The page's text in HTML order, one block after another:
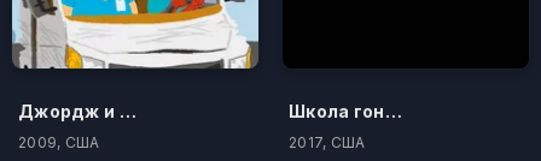
Джордж и ЭйДжей
2009, США
Школа гонок мисс Крошки
2017, США